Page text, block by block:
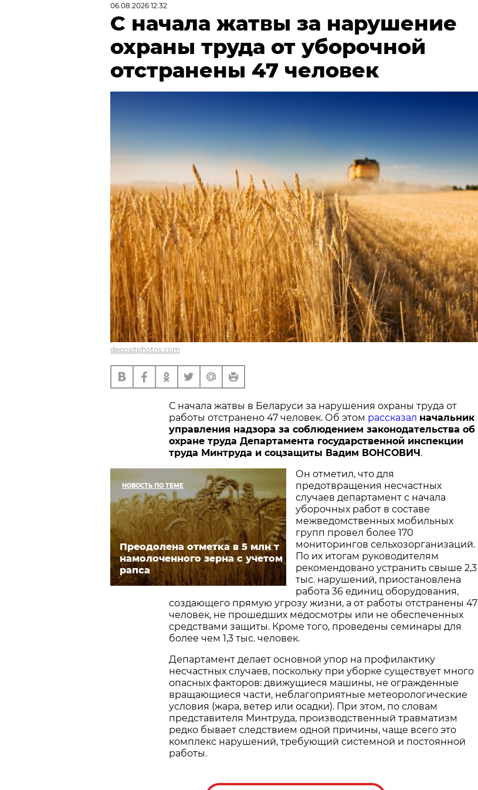
06.08.2026 12:32
С начала жатвы за нарушение
охраны труда от уборочной
отстранены 47 человек
depositphotos.com
С начала жатвы в Беларуси за нарушения охраны труда от
работы отстранено 47 человек. Об этом рассказал начальник
управления надзора за соблюдением законодательства об
охране труда Департамента государственной инспекции
труда Минтруда и соцзащиты Вадим ВОНСОВИЧ .
НОВОСТЬ ПО ТЕМЕ
Преодолена отметка в 5 млн т
намолоченного зерна с учетом
рапса
Он отметил, что для
предотвращения несчастных
случаев департамент с начала
уборочных работ в составе
межведомственных мобильных
групп провел более 170
мониторингов сельхозорганизаций.
По их итогам руководителям
рекомендовано устранить свыше 2,3
тыс. нарушений, приостановлена
работа 36 единиц оборудования,
создающего прямую угрозу жизни, а от работы отстранены 47
человек, не прошедших медосмотры или не обеспеченных
средствами защиты. Кроме того, проведены семинары для
более чем 1,3 тыс. человек.
Департамент делает основной упор на профилактику
несчастных случаев, поскольку при уборке существует много
опасных факторов: движущиеся машины, не огражденные
вращающиеся части, неблагоприятные метеорологические
условия (жара, ветер или осадки). При этом, по словам
представителя Минтруда, производственный травматизм
редко бывает следствием одной причины, чаще всего это
комплекс нарушений, требующий системной и постоянной
работы.